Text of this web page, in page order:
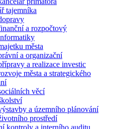
tajemníka
a rozpočtový
města
a organizační
a realizace investic
města a strategického
věcí
a územního plánování
prostředí